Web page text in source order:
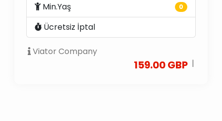
Min.Yaş 0
Ücretsiz İptal
Viator Company
159.00 GBP |